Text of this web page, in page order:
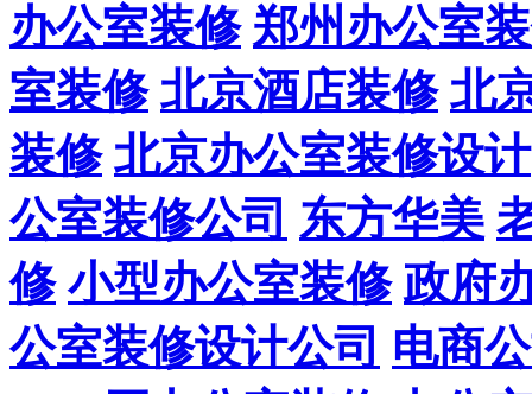
办公室装修 郑州办公室
室装修 北京酒店装修 北
装修 北京办公室装修设计
公室装修公司 东方华美
修 小型办公室装修 政府
公室装修设计公司 电商